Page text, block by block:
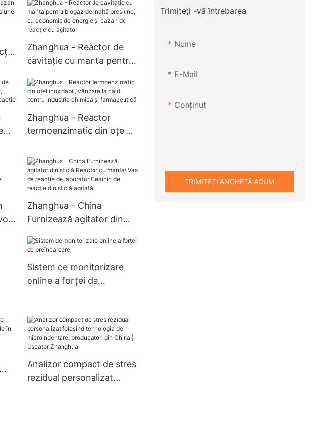
Zhanghua - Reactor de
cavitație cu manta pentru
cu economie de energie și
cazan de reacție cu
agitator
Zhanghua - Reactor
termoenzimatic din oțel
pentru industria chimică și
farmaceutică
Zhanghua - China
Furnizează agitator din
Vas de reacție de laborator
sticlă agitată
Sistem de monitorizare
online a forței de
Analizor compact de stres
rezidual personalizat
Trimiteți -vă întrebarea
Nume
E-Mail
Conţinut
TRIMITEȚI ANCHETĂ ACUM